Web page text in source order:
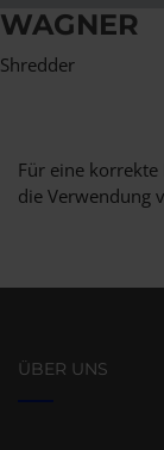
WAGNER
Shredder
Für eine
die Verwendung
ÜBER UNS